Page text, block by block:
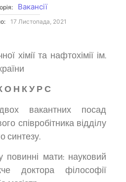
Вакансії
17 Листопада, 2021
хімії та нафтохімії ім.
Н К У Р С
вакантних посад
співробітника відділу
синтезу.
повинні мати: науковий
доктора філософії